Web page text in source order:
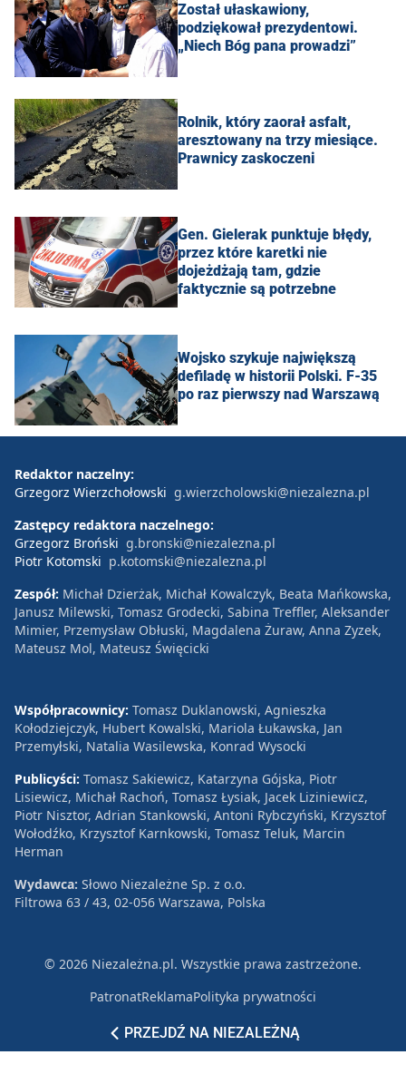
Został ułaskawiony,
podziękował prezydentowi.
„Niech Bóg pana prowadzi”
Rolnik, który zaorał asfalt,
aresztowany na trzy miesiące.
Prawnicy zaskoczeni
Gen. Gielerak punktuje błędy,
przez które karetki nie
dojeżdżają tam, gdzie
faktycznie są potrzebne
Wojsko szykuje największą
defiladę w historii Polski. F-35
po raz pierwszy nad Warszawą
PRZEJDŹ NA NIEZALEŻNĄ
Redaktor naczelny:
Grzegorz Wierzchołowski g.wierzcholowski@niezalezna.pl
Zastępcy redaktora naczelnego:
Grzegorz Broński g.bronski@niezalezna.pl
Piotr Kotomski p.kotomski@niezalezna.pl
Zespół: Michał Dzierżak, Michał Kowalczyk, Beata Mańkowska,
Janusz Milewski, Tomasz Grodecki, Sabina Treffler, Aleksander
Mimier, Przemysław Obłuski, Magdalena Żuraw, Anna Zyzek,
Mateusz Mol, Mateusz Święcicki
Współpracownicy: Tomasz Duklanowski, Agnieszka
Kołodziejczyk, Hubert Kowalski, Mariola Łukawska, Jan
Przemyłski, Natalia Wasilewska, Konrad Wysocki
Publicyści: Tomasz Sakiewicz, Katarzyna Gójska, Piotr
Lisiewicz, Michał Rachoń, Tomasz Łysiak, Jacek Liziniewicz,
Piotr Nisztor, Adrian Stankowski, Antoni Rybczyński, Krzysztof
Wołodźko, Krzysztof Karnkowski, Tomasz Teluk, Marcin
Herman
Wydawca: Słowo Niezależne Sp. z o.o.
Filtrowa 63 / 43, 02-056 Warszawa, Polska
© 2026 Niezależna.pl. Wszystkie prawa zastrzeżone.
PatronatReklamaPolityka prywatności